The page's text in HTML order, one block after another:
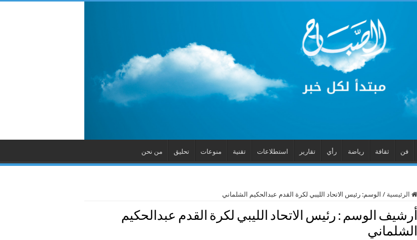
فن ثقافة رياضة رأي تقارير استطلاعات تقنية منوعات تحليق من نحن
الرئيسية / الوسم: رئيس الاتحاد الليبي لكرة القدم عبدالحكيم الشلماني
أرشيف الوسم : رئيس الاتحاد الليبي لكرة القدم عبدالحكيم
الشلماني